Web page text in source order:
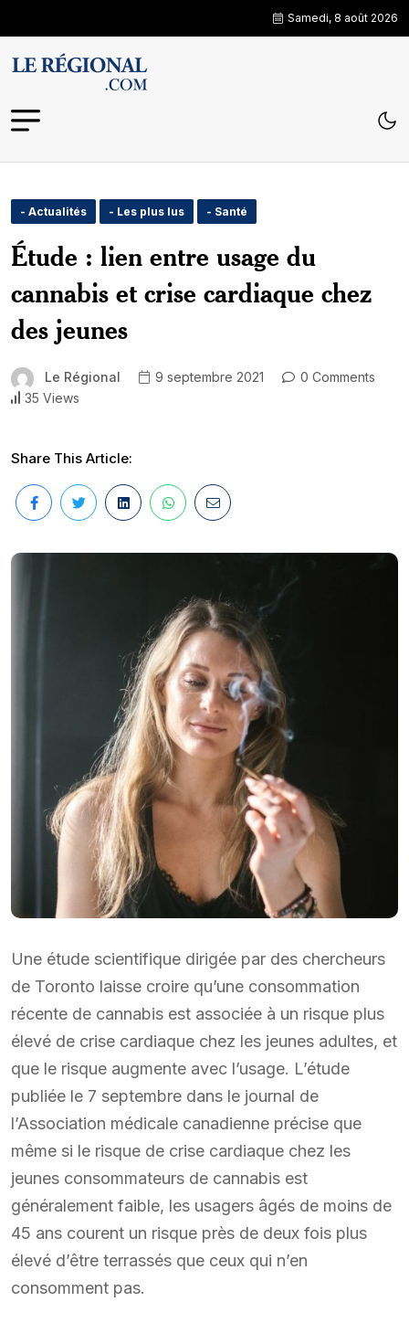
Samedi, 8 août 2026
- Actualités - Les plus lus - Santé
Étude : lien entre usage du
cannabis et crise cardiaque chez
des jeunes
Le Régional 9 septembre 2021
0 Comments
35 Views
Share This Article:
Une étude scientifique dirigée par des chercheurs
de Toronto laisse croire qu’une consommation
récente de cannabis est associée à un risque plus
élevé de crise cardiaque chez les jeunes adultes, et
que le risque augmente avec l’usage. L’étude
publiée le 7 septembre dans le journal de
l’Association médicale canadienne précise que
même si le risque de crise cardiaque chez les
jeunes consommateurs de cannabis est
généralement faible, les usagers âgés de moins de
45 ans courent un risque près de deux fois plus
élevé d’être terrassés que ceux qui n’en
consomment pas.